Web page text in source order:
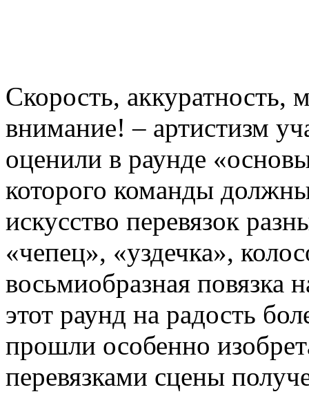
Скорость, аккуратность,
внимание! – артистизм
оценили в раунде
которого команды
искусство перевязок
«чепец», «уздечка»,
восьмиобразная повязка
этот раунд на радость
прошли особенно
перевязками сцены